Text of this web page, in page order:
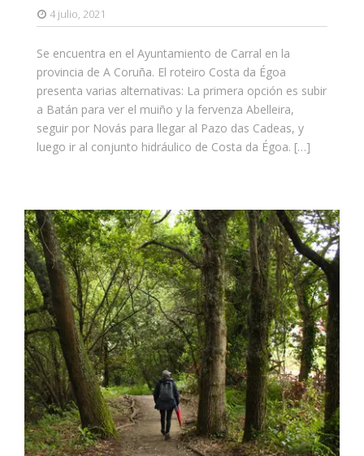
4 julio, 2021
Se encuentra en el Ayuntamiento de Carral en la
provincia de A Coruña. El roteiro Costa da Égoa
presenta varias alternativas: La primera opción es subir
a Batán para ver el muiño y la fervenza Abelleira,
seguir por Novás para llegar al Pazo das Cadeas, y
luego ir al conjunto hidráulico de Costa da Égoa. […]